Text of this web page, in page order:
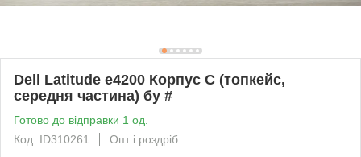
Dell Latitude e4200 Корпус C (топкейс,
середня частина) бу #
Готово до відправки 1 од.
Код: ID310261
Опт і роздріб